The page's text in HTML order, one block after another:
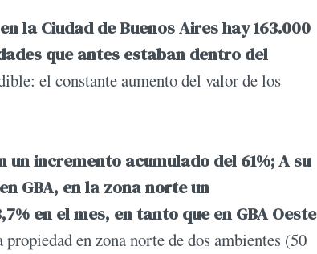
la Ciudad de Buenos Aires hay 163.000
que antes estaban dentro del
el constante aumento del valor de los
incremento acumulado del 61%; A su
GBA, en la zona norte un
en el mes, en tanto que en GBA Oeste
en zona norte de dos ambientes (50